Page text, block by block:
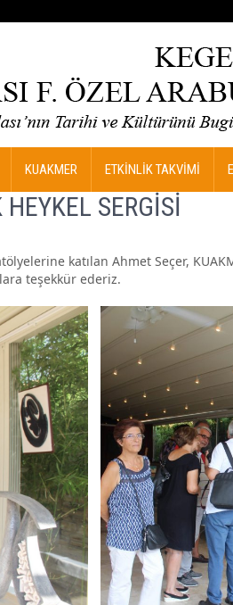
KUAKMER ETKİNLİK TAKVİMİ
SERGİSİ
katılan Ahmet Seçer,
teşekkür ederiz.